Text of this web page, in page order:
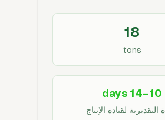
18
tons
10–14 days
التقديرية لقيادة الإنتاج